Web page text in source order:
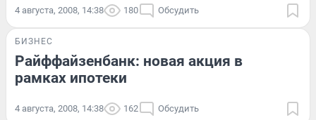
4 августа, 2008, 14:38 180 Обсудить
БИЗНЕС
Райффайзенбанк: новая акция в
рамках ипотеки
4 августа, 2008, 14:38 162 Обсудить